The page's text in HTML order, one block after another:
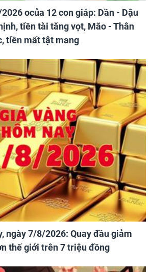
ocủa 12 con giáp: Dần - Dậu
tiền tài tăng vọt, Mão - Thân
tiền mất tật mang
ngày 7/8/2026: Quay đầu giảm
thế giới trên 7 triệu đồng